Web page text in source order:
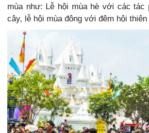
mùa như: Lễ hội mùa hè với các tác
cây, lễ hội mùa đông với đêm hội